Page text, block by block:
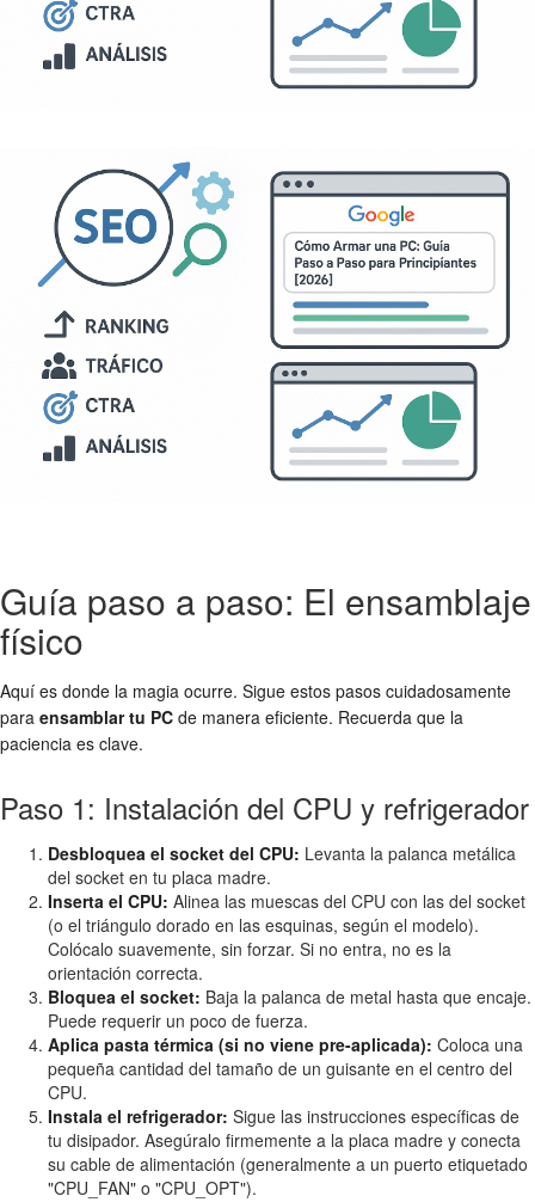
Guía paso a paso: El ensamblaje
físico
Aquí es donde la magia ocurre. Sigue estos pasos cuidadosamente
para ensamblar tu PC de manera eficiente. Recuerda que la
paciencia es clave.
Paso 1: Instalación del CPU y refrigerador
Desbloquea el socket del CPU: Levanta la palanca metálica
del socket en tu placa madre.
Inserta el CPU: Alinea las muescas del CPU con las del socket
(o el triángulo dorado en las esquinas, según el modelo).
Colócalo suavemente, sin forzar. Si no entra, no es la
orientación correcta.
Bloquea el socket: Baja la palanca de metal hasta que encaje.
Puede requerir un poco de fuerza.
Aplica pasta térmica (si no viene pre-aplicada): Coloca una
pequeña cantidad del tamaño de un guisante en el centro del
CPU.
Instala el refrigerador: Sigue las instrucciones específicas de
tu disipador. Asegúralo firmemente a la placa madre y conecta
su cable de alimentación (generalmente a un puerto etiquetado
"CPU_FAN" o "CPU_OPT").